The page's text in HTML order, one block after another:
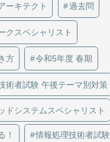
ーキテクト 過去問
クスペシャリスト
方 令和5年度 春期
術者試験 午後テーマ別対策
ドシステムスペシャリスト
！ 情報処理技術者試験